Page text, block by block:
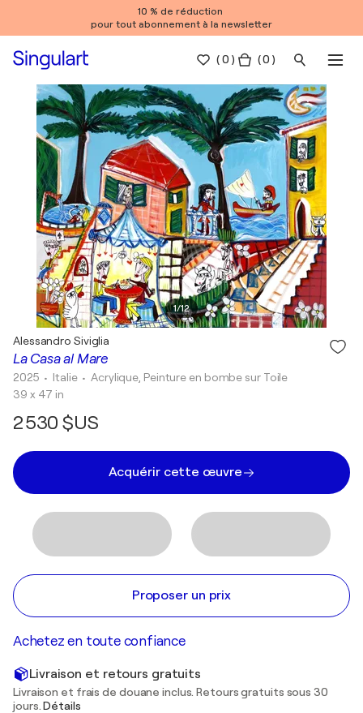
10 % de réduction
pour tout abonnement à la newsletter
(0 ) ( 0 )
1/12
La Casa al Mare
Alessandro Siviglia
2025 • Italie •Acrylique, Peinture en bombe sur Toile
39 x 47 in
2 530 $US
Acquérir cette œuvre
Proposer un prix
Achetez en toute confiance
Livraison et retours gratuits
Livraison et frais de douane inclus. Retours gratuits sous 30
jours.Détails